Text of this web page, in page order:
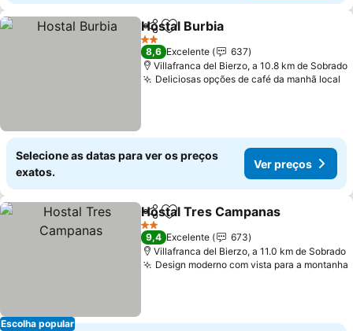
PartilharAdicionar aos favoritos
Hostal Burbia
2 Estrelas
8,6 Excelente
637
Villafranca del Bierzo, a 10.8 km de Sobrado
Deliciosas opções de café da manhã local
Selecione as datas para ver os preços
exatos.
Ver preços
Escolha popular
PartilharAdicionar aos favoritos
Hostal Tres Campanas
2 Estrelas
9,4 Excelente
673
Villafranca del Bierzo, a 11.0 km de Sobrado
Design moderno com vista para a montanha